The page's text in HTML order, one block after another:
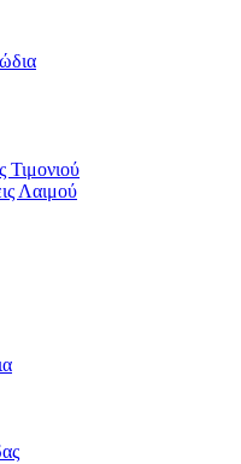
Τιμονιού
Λαιμού